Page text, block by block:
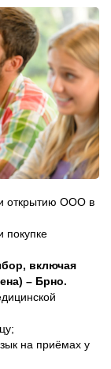
открытию ООО в
покупке
включая
– Брно.
на приёмах у